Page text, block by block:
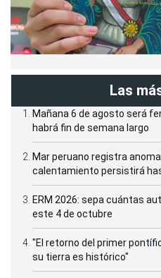
Las
Mañana 6 de agosto será
habrá fin de semana largo
Mar peruano registra
calentamiento persistirá
ERM 2026: sepa cuántas
este 4 de octubre
"El retorno del primer
su tierra es histórico"